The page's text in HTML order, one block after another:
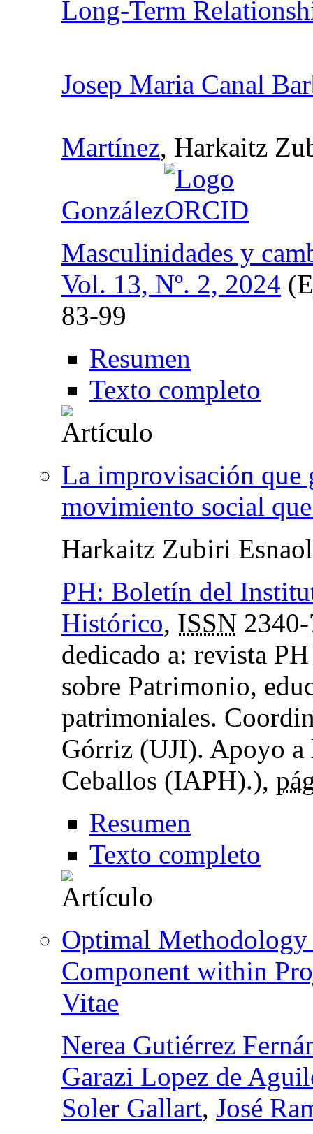
Long-Term
Josep Maria Canal
Martínez, Harkaitz
González
Masculinidades y
Vol. 13, Nº. 2, 2024
83-99
Resumen
Texto completo
La improvisación que
movimiento social
Harkaitz Zubiri
PH: Boletín del
Histórico, ISSN
dedicado a: revista
sobre Patrimonio,
patrimoniales.
Górriz (UJI). Apoyo a
Ceballos (IAPH).),
Resumen
Texto completo
Optimal
Component within
Vitae
Nerea Gutiérrez
Garazi Lopez de
Soler Gallart, José